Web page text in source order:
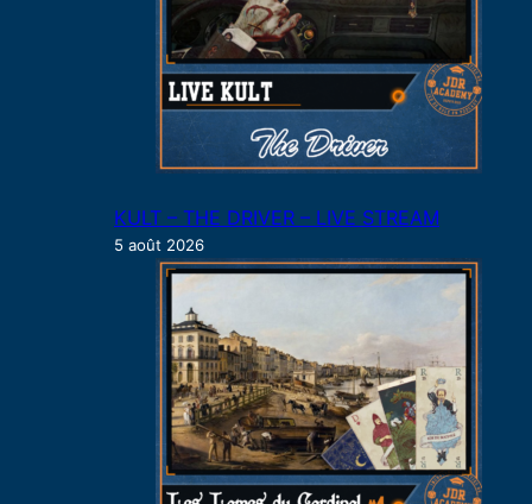
KULT – THE DRIVER – LIVE STREAM
5 août 2026